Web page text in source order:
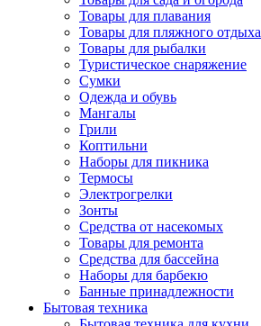
Товары для плавания
Товары для пляжного отдыха
Товары для рыбалки
Туристическое снаряжение
Сумки
Одежда и обувь
Мангалы
Грили
Коптильни
Наборы для пикника
Термосы
Электрогрелки
Зонты
Средства от насекомых
Товары для ремонта
Средства для бассейна
Наборы для барбекю
Банные принадлежности
Бытовая техника